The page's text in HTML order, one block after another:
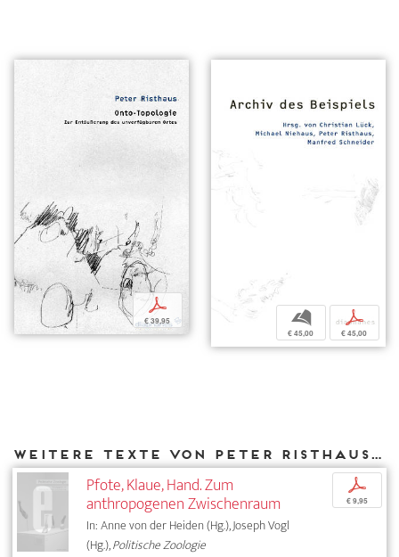
p
€ 39,95 b
€ 45,00
p
€ 45,00
Weitere Texte von Peter Risthaus bei DIAPHANES
Pfote, Klaue, Hand. Zum
anthropogenen Zwischenraum
In: Anne von der Heiden (Hg.), Joseph Vogl
(Hg.),Politische Zoologie
p
€ 9,95